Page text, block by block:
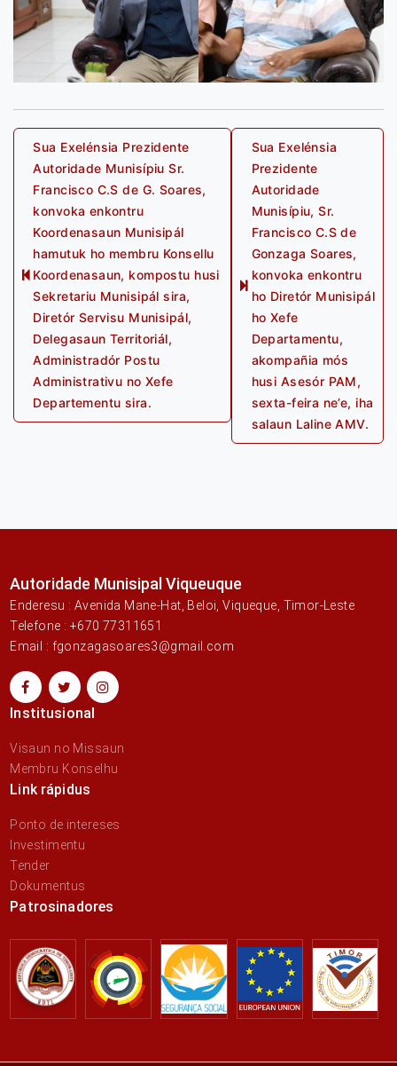
Post
navigation
Previous
post:
Sua Exelénsia Prezidente
Autoridade Munisípiu Sr.
Francisco C.S de G. Soares,
konvoka enkontru
Koordenasaun Munisipál
hamutuk ho membru Konsellu
Koordenasaun, kompostu husi
Sekretariu Munisipál sira,
Diretór Servisu Munisipál,
Delegasaun Territoriál,
Administradór Postu
Administrativu no Xefe
Departementu sira.
Next
Sua Exelénsia
Prezidente
Autoridade
Munisípiu, Sr.
Francisco C.S de
Gonzaga Soares,
konvoka enkontru
ho Diretór Munisipál
ho Xefe
Departamentu,
akompañia mós
husi Asesór PAM,
sexta-feira ne’e, iha
salaun Laline AMV.
Autoridade Munisipal Viqueuque
Enderesu : Avenida Mane-Hat, Beloi, Viqueque, Timor-Leste
Telefone : +670 77311651
Email : fgonzagasoares3@gmail.com
Institusional
Visaun no Missaun
Membru Konselhu
Link rápidus
Ponto de intereses
Investimentu
Tender
Dokumentus
Patrosinadores